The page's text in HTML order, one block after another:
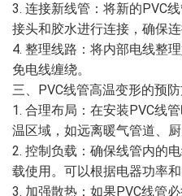
3. 连接新线管：将新的PVC
接头和胶水进行连接，确保连
4. 整理线路：将内部电线整
免电线缠绕。
三、PVC线管高温变形的预
1. 合理布局：在安装PVC线
温区域，如远离暖气管道、厨
2. 控制负载：确保线管内的
载使用。可以根据电器功率
3. 加强散热：如果PVC线管